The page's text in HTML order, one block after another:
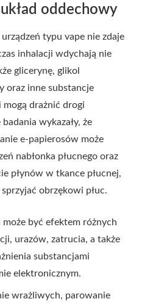
oddechowy
typu vape nie zdaje
inhalacji wdychają nie
glicerynę, glikol
oraz inne substancje
mogą drażnić drogi
wykazały, że
e-papierosów może
nabłonka płucnego oraz
płynów w tkance płucnej,
obrzękowi płuc.
może być efektem różnych
urazów, zatrucia, a także
substancjami
elektronicznym.
wrażliwych, parowanie